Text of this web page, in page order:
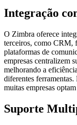
Integração
O Zimbra oferece
terceiros, como CRM,
plataformas de
empresas centralizem
melhorando a
diferentes ferramentas.
muitas empresas
Suporte